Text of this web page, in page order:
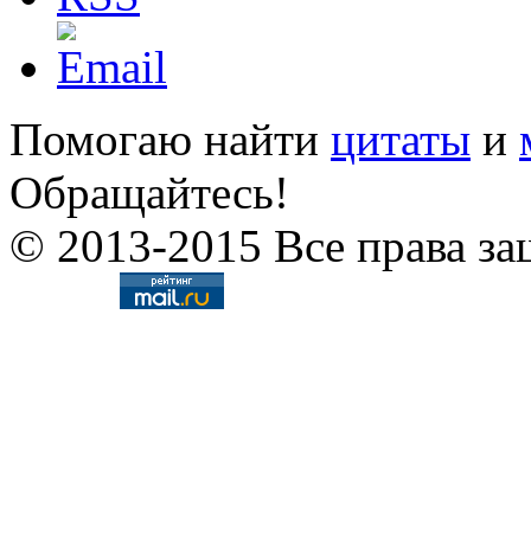
Помогаю найти цитаты и
Обращайтесь!
© 2013-2015 Все права